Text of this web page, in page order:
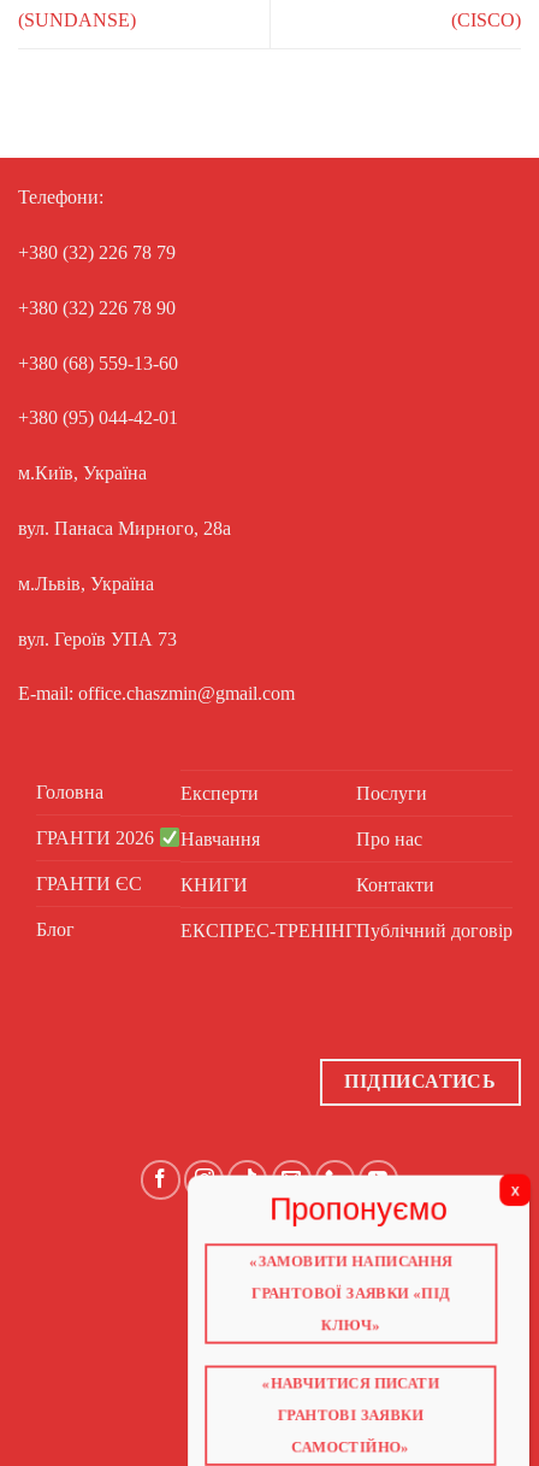
(SUNDANSE)
(CISCO)
Телефони:
+380 (32) 226 78 79
+380 (32) 226 78 90
+380 (68) 559-13-60
+380 (95) 044-42-01
м.Київ, Україна
вул. Панаса Мирного, 28а
м.Львів, Україна
вул. Героїв УПА 73
E-mail: office.chaszmin@gmail.com
Головна
ГРАНТИ 2026
ГРАНТИ ЄС
Блог
Експерти
Навчання
КНИГИ
ЕКСПРЕС-ТРЕНІНГ
Послуги
Про нас
Контакти
Публічний договір
ПІДПИСАТИСЬ
ГОЛОВНА
ГРАНТИ 2026
ПОСЛУГИ
НАВЧАННЯ
КНИГИ
ВІДЕО ПРО ГРАНТИ
«ЗАМОВИТИ НАПИСАННЯ
ГРАНТОВОЇ ЗАЯВКИ «ПІД
КЛЮЧ»
«НАВЧИТИСЯ ПИСАТИ
ГРАНТОВІ ЗАЯВКИ
САМОСТІЙНО»